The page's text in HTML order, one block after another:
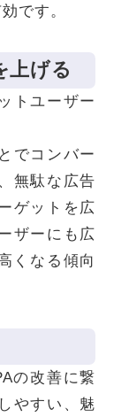
です。
上げる
トユーザー
でコンバー
無駄な広告
ゲットを広
ザーにも広
くなる傾向
の改善に繋
やすい、魅